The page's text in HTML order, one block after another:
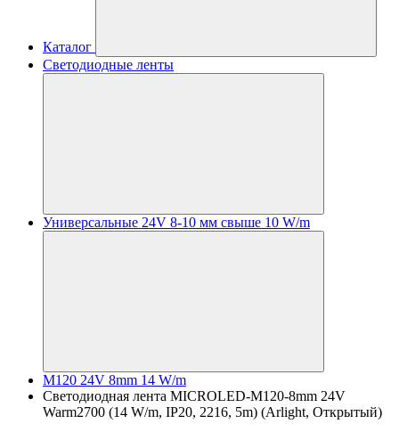
Каталог
Светодиодные ленты
Универсальные 24V 8-10 мм свыше 10 W/m
M120 24V 8mm 14 W/m
Светодиодная лента MICROLED-M120-8mm 24V
Warm2700 (14 W/m, IP20, 2216, 5m) (Arlight, Открытый)